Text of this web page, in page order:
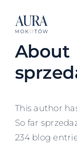
content
About
This author
So far
234 blog